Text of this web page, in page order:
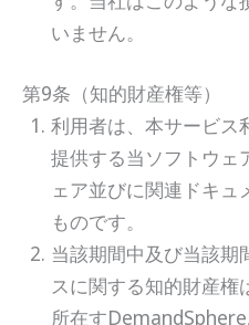
いません。
第9条（知的財産権等）
利用者は、本サービス
提供する当ソフトウェ
ェア並びに関連ドキ
ものです。
当該期間中及び当該期
スに関する知的財産権
所在す